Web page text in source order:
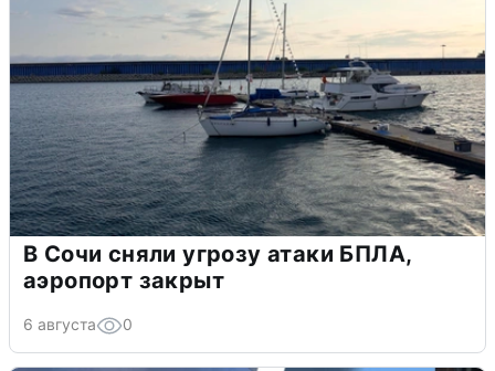
В Сочи сняли угрозу атаки БПЛА,
аэропорт закрыт
6 августа 0